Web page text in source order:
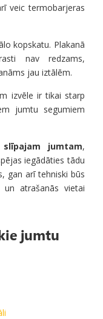
veic termobarjeras
kopskatu. Plakanā
nav redzams,
jau iztālēm.
izvēle ir tikai starp
jumtu segumiem
jumtam,
iegādāties tādu
gan arī tehniski būs
atrašanās vietai
jumtu